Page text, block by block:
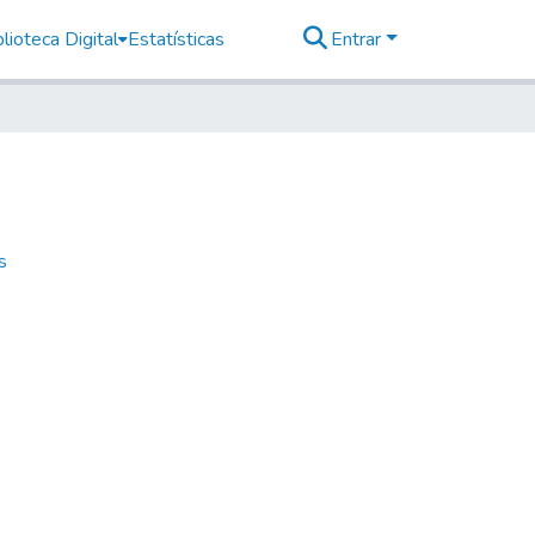
Digital Estatísticas Entrar